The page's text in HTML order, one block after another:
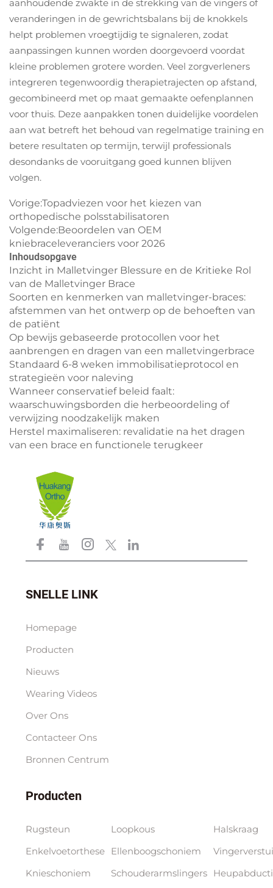
aanhoudende zwakte in de strekking van de vingers of
veranderingen in de gewrichtsbalans bij de knokkels
helpt problemen vroegtijdig te signaleren, zodat
aanpassingen kunnen worden doorgevoerd voordat
kleine problemen grotere worden. Veel zorgverleners
integreren tegenwoordig therapietrajecten op afstand,
gecombineerd met op maat gemaakte oefenplannen
voor thuis. Deze aanpakken tonen duidelijke voordelen
aan wat betreft het behoud van regelmatige training en
betere resultaten op termijn, terwijl professionals
desondanks de vooruitgang goed kunnen blijven
volgen.
Vorige:Topadviezen voor het kiezen van
orthopedische polsstabilisatoren
Volgende:Beoordelen van OEM
kniebraceleveranciers voor 2026
Inhoudsopgave
Inzicht in Malletvinger Blessure en de Kritieke Rol
van de Malletvinger Brace
Soorten en kenmerken van malletvinger-braces:
afstemmen van het ontwerp op de behoeften van
de patiënt
Op bewijs gebaseerde protocollen voor het
aanbrengen en dragen van een malletvingerbrace
Standaard 6-8 weken immobilisatieprotocol en
strategieën voor naleving
Wanneer conservatief beleid faalt:
waarschuwingsborden die herbeoordeling of
verwijzing noodzakelijk maken
Herstel maximaliseren: revalidatie na het dragen
van een brace en functionele terugkeer
SNELLE LINK
Homepage
Producten
Nieuws
Wearing Videos
Over Ons
Contacteer Ons
Bronnen Centrum
Producten
Rugsteun
Enkelvoetorthese
Knieschoniem
Loopkous
Ellenboogschoniem
Schouderarmslingers
Halskraag